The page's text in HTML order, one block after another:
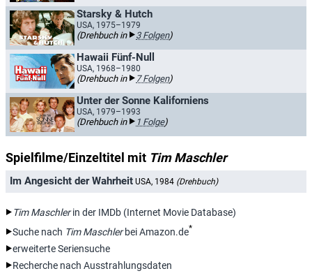
Starsky & Hutch
USA, 1975–1979
(Drehbuch in 3 Folgen)
Hawaii Fünf-Null
USA, 1968–1980
(Drehbuch in 7 Folgen)
Unter der Sonne Kaliforniens
USA, 1979–1993
(Drehbuch in 1 Folge)
Spielfilme/Einzeltitel mit Tim Maschler
Im Angesicht der Wahrheit USA, 1984 (Drehbuch)
Tim Maschlerin der IMDb (Internet Movie Database)
Suche nach Tim Maschlerbei Amazon.de*
erweiterte Seriensuche
Recherche nach Ausstrahlungsdaten